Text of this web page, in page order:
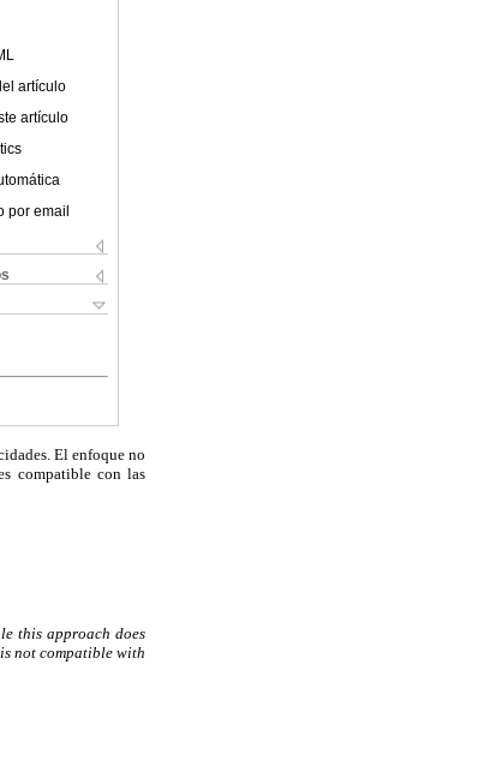
artículo
artículo
por email
El enfoque no
compatible con las
this approach does
not compatible with